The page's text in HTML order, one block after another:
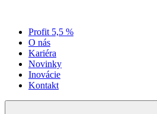
Profit 5,5 %
O nás
Kariéra
Novinky
Inovácie
Kontakt